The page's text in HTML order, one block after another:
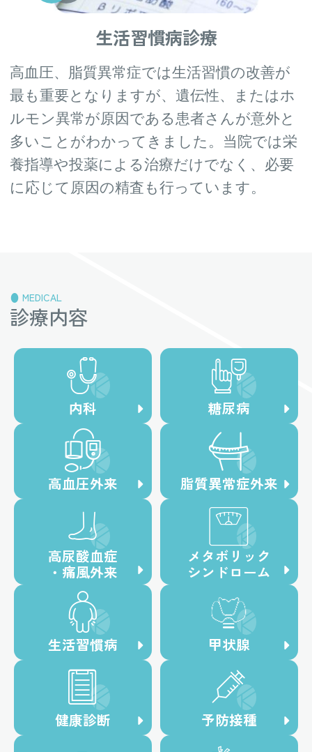
生活習慣病診療
高血圧、脂質異常症では生活習慣の改善が
最も重要となりますが、遺伝性、またはホ
ルモン異常が原因である患者さんが意外と
多いことがわかってきました。当院では栄
養指導や投薬による治療だけでなく、必要
に応じて原因の精査も行っています。
MEDICAL
診療内容
内科 糖尿病
高血圧外来 脂質異常症外来
高尿酸血症
・痛風外来
メタボリック
シンドローム
生活習慣病 甲状腺
健康診断 予防接種